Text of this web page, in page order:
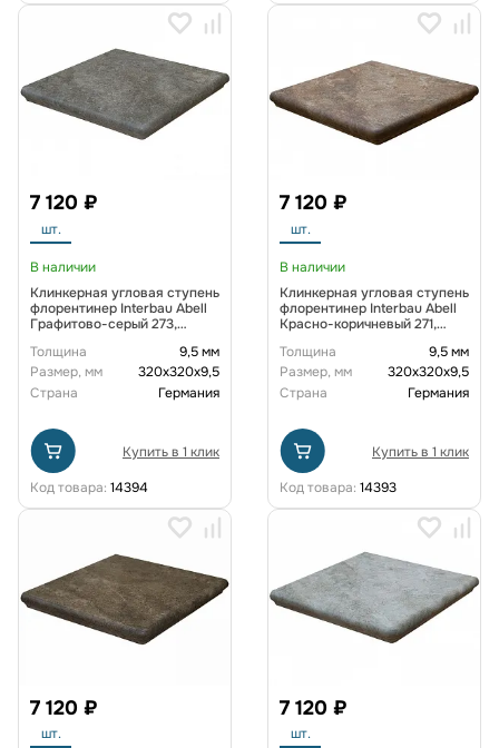
7 120 ₽
шт.
В наличии
Клинкерная угловая ступень
флорентинер Interbau Abell
Графитово-серый 273,
Толщина
9,5 мм
Размер, мм
320х320х9,5
Страна
Германия
Купить в 1 клик
Код товара: 14394
7 120 ₽
шт.
В наличии
Клинкерная угловая ступень
флорентинер Interbau Abell
Красно-коричневый 271,
Толщина
9,5 мм
Размер, мм
320х320х9,5
Страна
Германия
Купить в 1 клик
Код товара: 14393
7 120 ₽
шт.
7 120 ₽
шт.